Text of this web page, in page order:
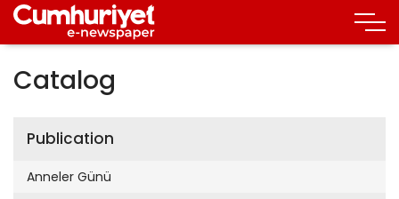
Catalog
Publication
Anneler Günü